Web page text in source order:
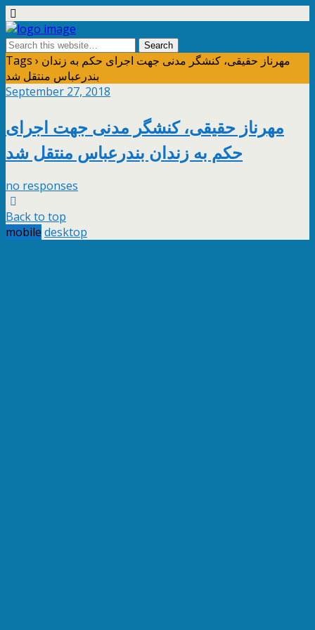
Tags › مهرناز حقیقی، کنشگر مدنی جهت اجرای حکم به زندان
بندرعباس منتقل شد
September 27, 2018
مهرناز حقیقی، کنشگر مدنی جهت اجرای
حکم به زندان بندرعباس منتقل شد
no responses
Back to top
mobile desktop